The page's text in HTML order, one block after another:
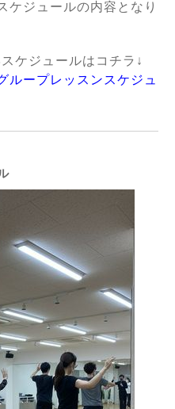
ジュールの内容となり
ケジュールはコチラ↓
ープレッスンスケジュ